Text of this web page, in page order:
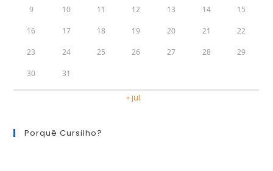
9 10 11 12 13 14 15
16 17 18 19 20 21 22
23 24 25 26 27 28 29
30 31
« jul
Porquê Cursilho?